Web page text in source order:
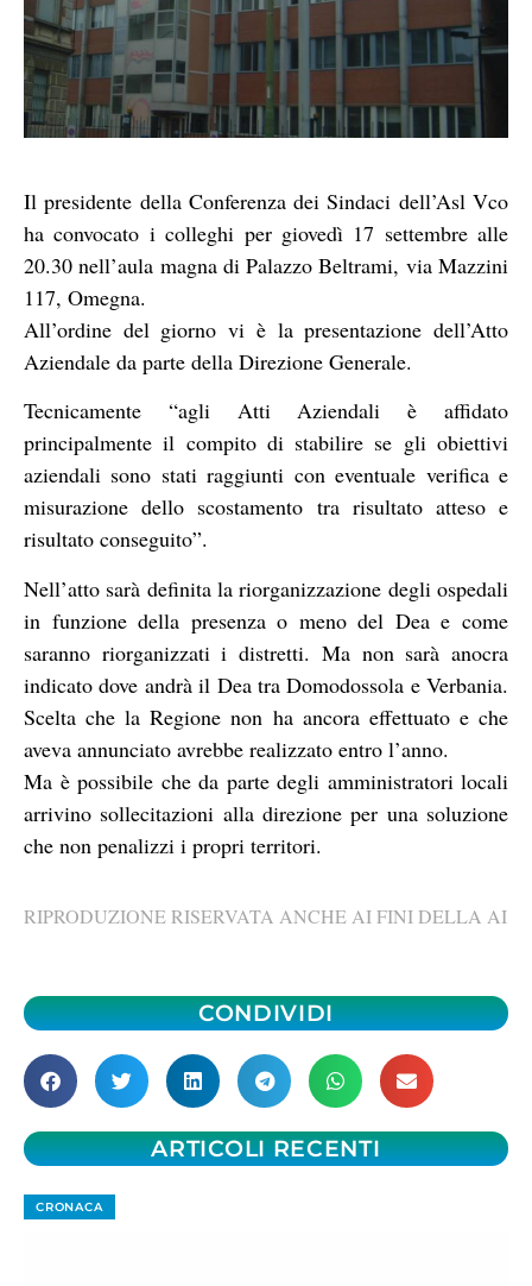
Il presidente della Conferenza dei Sindaci dell’Asl Vco
ha convocato i colleghi per giovedì 17 settembre alle
20.30 nell’aula magna di Palazzo Beltrami, via Mazzini
117, Omegna.
All’ordine del giorno vi è la presentazione dell’Atto
Aziendale da parte della Direzione Generale.
Tecnicamente “agli Atti Aziendali è affidato
principalmente il compito di stabilire se gli obiettivi
aziendali sono stati raggiunti con eventuale verifica e
misurazione dello scostamento tra risultato atteso e
risultato conseguito”.
Nell’atto sarà definita la riorganizzazione degli ospedali
in funzione della presenza o meno del Dea e come
saranno riorganizzati i distretti. Ma non sarà anocra
indicato dove andrà il Dea tra Domodossola e Verbania.
Scelta che la Regione non ha ancora effettuato e che
aveva annunciato avrebbe realizzato entro l’anno.
Ma è possibile che da parte degli amministratori locali
arrivino sollecitazioni alla direzione per una soluzione
che non penalizzi i propri territori.
RIPRODUZIONE RISERVATA ANCHE AI FINI DELLA AI
CONDIVIDI
ARTICOLI RECENTI
CRONACA